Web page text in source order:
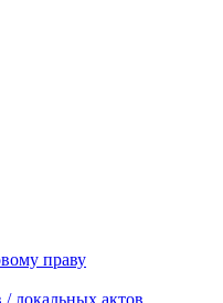
праву
/ локальных актов